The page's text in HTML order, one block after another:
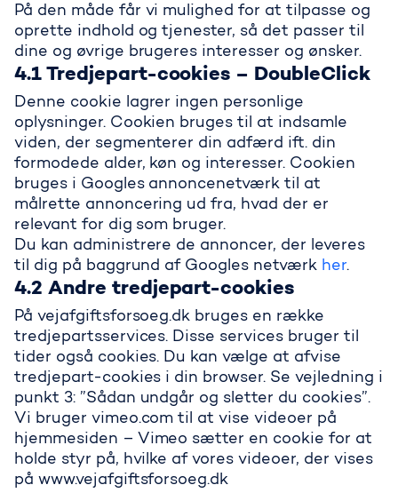
På den måde får vi mulighed for at tilpasse og
oprette indhold og tjenester, så det passer til
dine og øvrige brugeres interesser og ønsker.
4.1 Tredjepart-cookies – DoubleClick
Denne cookie lagrer ingen personlige
oplysninger. Cookien bruges til at indsamle
viden, der segmenterer din adfærd ift. din
formodede alder, køn og interesser. Cookien
bruges i Googles annoncenetværk til at
målrette annoncering ud fra, hvad der er
relevant for dig som bruger.
Du kan administrere de annoncer, der leveres
til dig på baggrund af Googles netværk her.
4.2 Andre tredjepart-cookies
På vejafgiftsforsoeg.dk bruges en række
tredjepartsservices. Disse services bruger til
tider også cookies. Du kan vælge at afvise
tredjepart-cookies i din browser. Se vejledning i
punkt 3: ”Sådan undgår og sletter du cookies”.
Vi bruger vimeo.com til at vise videoer på
hjemmesiden – Vimeo sætter en cookie for at
holde styr på, hvilke af vores videoer, der vises
på www.vejafgiftsforsoeg.dk